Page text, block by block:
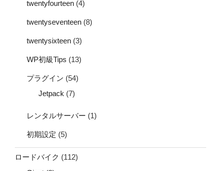
twentyfourteen (4)
twentyseventeen (8)
twentysixteen (3)
WP初級Tips (13)
プラグイン (54)
Jetpack (7)
レンタルサーバー (1)
初期設定 (5)
ロードバイク (112)